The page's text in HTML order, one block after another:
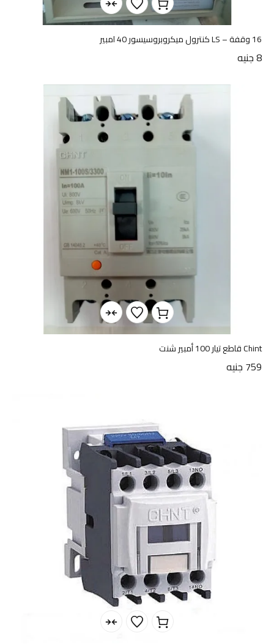
16 وقفة – LS كنترول ميكروبروسيسور 40 امبير
8جنيه
Chint قاطع تيار 100 أمبير شنت
759 جنيه